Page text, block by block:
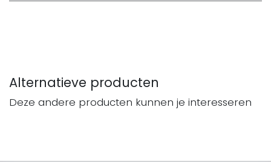
Alternatieve producten
Deze andere producten kunnen je interesseren